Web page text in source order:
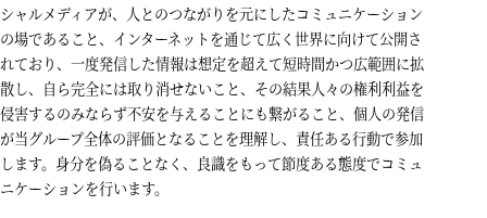
シャルメディアが、人とのつながりを元にしたコミュニケーション
の場であること、インターネットを通じて広く世界に向けて公開さ
れており、一度発信した情報は想定を超えて短時間かつ広範囲に拡
散し、自ら完全には取り消せないこと、その結果人々の権利利益を
侵害するのみならず不安を与えることにも繋がること、個人の発信
が当グループ全体の評価となることを理解し、責任ある行動で参加
します。身分を偽ることなく、良識をもって節度ある態度でコミュ
ニケーションを行います。